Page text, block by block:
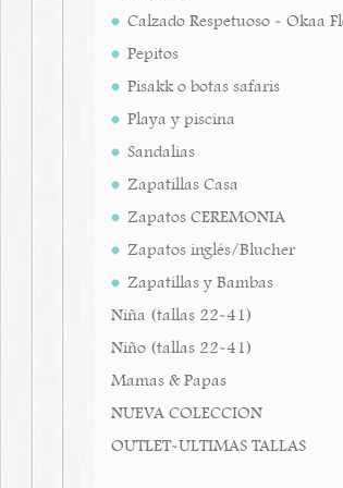
Calzado Respetuoso - Okaa
Pepitos
Pisakk o botas safaris
Playa y piscina
Sandalias
Zapatillas Casa
Zapatos CEREMONIA
Zapatos inglés/Blucher
Zapatillas y Bambas
Niña (tallas 22-41)
Niño (tallas 22-41)
Mamas & Papas
NUEVA COLECCION
OUTLET-ULTIMAS TALLAS